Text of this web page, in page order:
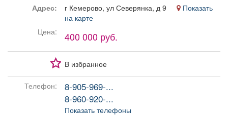
Адрес:
г Кемерово, ул Северянка, д 9
Показать
на карте
Цена:
400 000 руб.
В избранное
Телефон:
8-905-969-...
8-960-920-...
Показать телефоны